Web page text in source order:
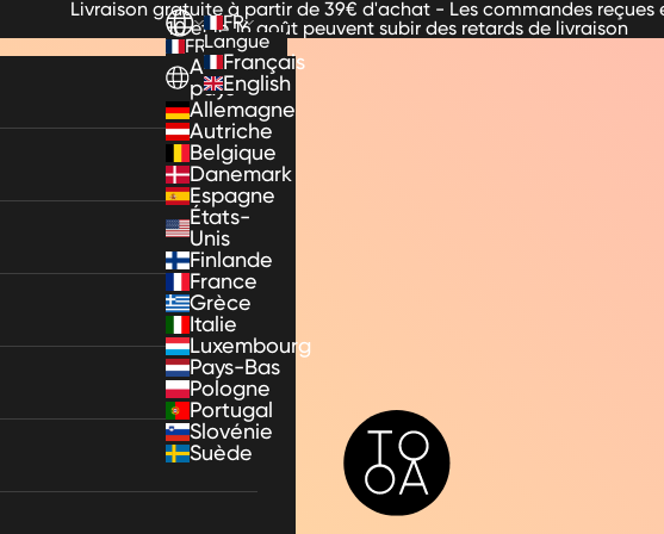
Livraison gratuite à partir de 39€ d'achat - Les commandes reçues
10 et le 16 août peuvent subir des retards de livraison
TooA
FR
Autres
pays
Allemagne
Autriche
Belgique
Danemark
Espagne
États-
Unis
Finlande
France
Grèce
Italie
Luxembourg
Pays-Bas
Pologne
Portugal
Slovénie
Suède
FR
Langue
Français
English